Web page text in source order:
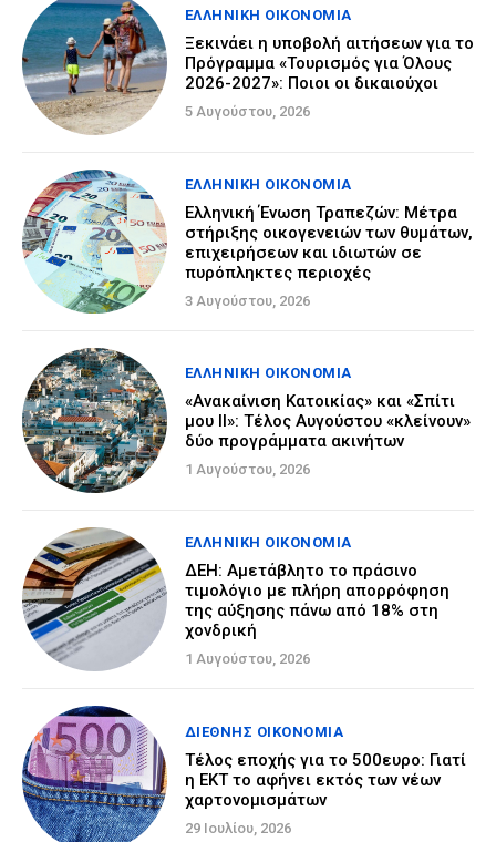
ΕΛΛΗΝΙΚΉ ΟΙΚΟΝΟΜΊΑ
Ξεκινάει η υποβολή αιτήσεων για το
Πρόγραμμα «Τουρισμός για Όλους
2026-2027»: Ποιοι οι δικαιούχοι
5 Αυγούστου, 2026
ΕΛΛΗΝΙΚΉ ΟΙΚΟΝΟΜΊΑ
Ελληνική Ένωση Τραπεζών: Μέτρα
στήριξης οικογενειών των θυμάτων,
επιχειρήσεων και ιδιωτών σε
πυρόπληκτες περιοχές
3 Αυγούστου, 2026
ΕΛΛΗΝΙΚΉ ΟΙΚΟΝΟΜΊΑ
«Ανακαίνιση Κατοικίας» και «Σπίτι
μου ΙΙ»: Τέλος Αυγούστου «κλείνουν»
δύο προγράμματα ακινήτων
1 Αυγούστου, 2026
ΕΛΛΗΝΙΚΉ ΟΙΚΟΝΟΜΊΑ
ΔΕΗ: Αμετάβλητο το πράσινο
τιμολόγιο με πλήρη απορρόφηση
της αύξησης πάνω από 18% στη
χονδρική
1 Αυγούστου, 2026
ΔΙΕΘΝΉΣ ΟΙΚΟΝΟΜΊΑ
Τέλος εποχής για το 500ευρο: Γιατί
η ΕΚΤ το αφήνει εκτός των νέων
χαρτονομισμάτων
29 Ιουλίου, 2026